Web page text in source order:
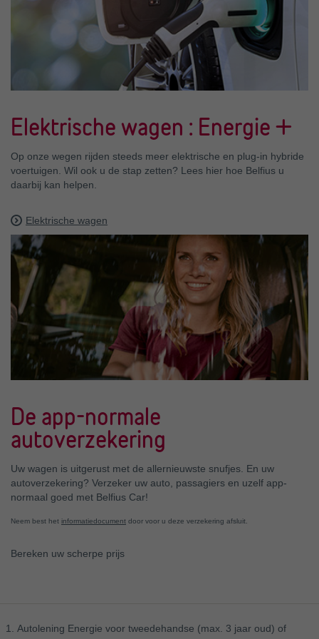
Elektrische wagen : Energie +
Op onze wegen rijden steeds meer elektrische en plug-in hybride
voertuigen. Wil ook u de stap zetten? Lees hier hoe Belfius u
daarbij kan helpen.
Elektrische wagen
De app-normale
autoverzekering
Uw wagen is uitgerust met de allernieuwste snufjes. En uw
autoverzekering? Verzeker uw auto, passagiers en uzelf app-
normaal goed met Belfius Car!
Neem best het informatiedocument door voor u deze verzekering afsluit.
Bereken uw scherpe prijs
Autolening Energie voor tweedehandse (max. 3 jaar oud) of